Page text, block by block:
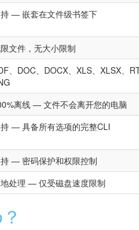
— 嵌套在文件级书签下
文件，无大小限制
、DOC、DOCX、XLS、XLSX、
离线 — 文件不会离开您的电脑
— 具备所有选项的完整CLI
— 密码保护和权限控制
处理 — 仅受磁盘速度限制